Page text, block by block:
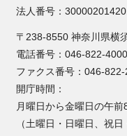
法人番号：
〒238-8550 神奈川県横
電話番号：046-822-
ファクス番号：046-822-
開庁時間：
月曜日から金曜日の午
（土曜日・日曜日、祝